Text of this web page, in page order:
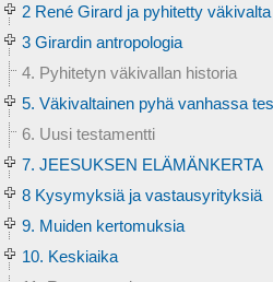
2 René Girard ja pyhitetty väkivalta
3 Girardin antropologia
4. Pyhitetyn väkivallan historia
5. Väkivaltainen pyhä vanhassa
6. Uusi testamentti
7. JEESUKSEN ELÄMÄNKERTA
8 Kysymyksiä ja vastausyrityksiä
9. Muiden kertomuksia
10. Keskiaika